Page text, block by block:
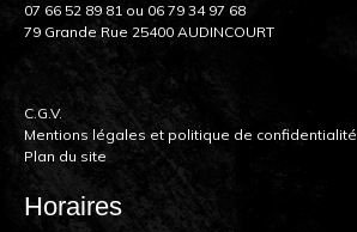
07 66 52 89 81 ou 06 79 34 97 68
79 Grande Rue 25400 AUDINCOURT
C.G.V.
Mentions légales et politique de confidentialité
Plan du site
Horaires